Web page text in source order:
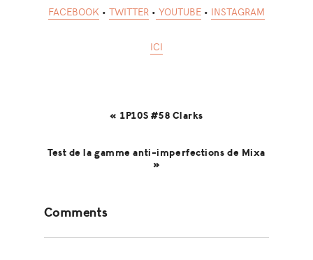
FACEBOOK • TWITTER • YOUTUBE • INSTAGRAM
ICI
« 1P10S #58 Clarks
Test de la gamme anti-imperfections de Mixa
»
Interactions
Comments